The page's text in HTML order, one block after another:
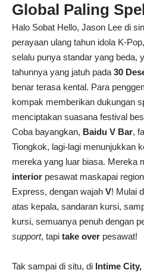
Global Paling
Halo Sobat Hello, Jason Lee di
perayaan ulang tahun idola K-
selalu punya standar yang beda,
tahunnya yang jatuh pada 30
benar terasa kental. Para
kompak memberikan dukungan
menciptakan suasana festival
Coba bayangkan, Baidu V Bar,
Tiongkok, lagi-lagi menunjukkan
mereka yang luar biasa. Mereka
interior pesawat maskapai
Express, dengan wajah V! Mulai
atas kepala, sandaran kursi,
kursi, semuanya penuh dengan
support, tapi take over pesawat!
Tak sampai di situ, di Intime